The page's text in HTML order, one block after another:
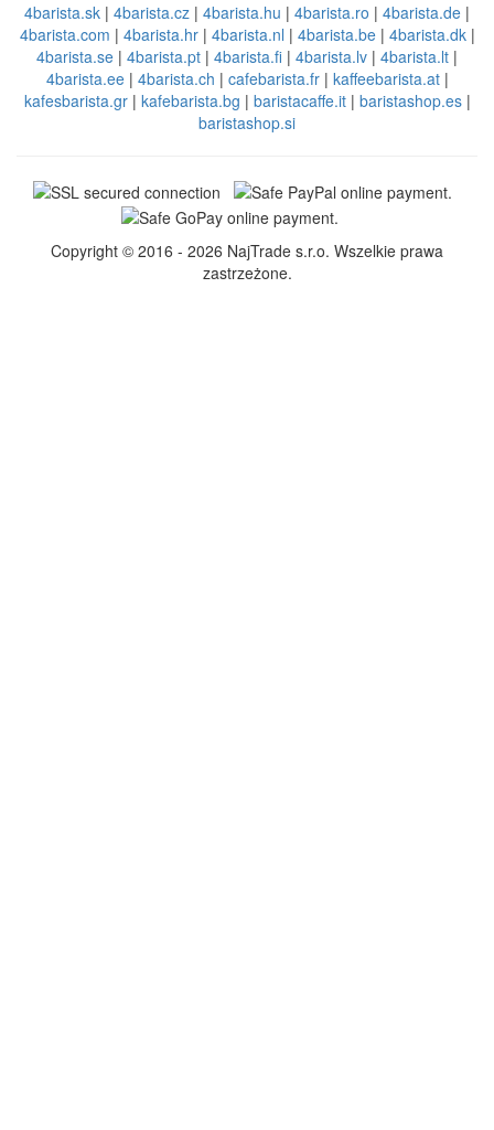
4barista.sk | 4barista.cz | 4barista.hu | 4barista.ro | 4barista.de |
4barista.com | 4barista.hr| 4barista.nl | 4barista.be| 4barista.dk|
4barista.se | 4barista.pt | 4barista.fi | 4barista.lv | 4barista.lt |
4barista.ee| 4barista.ch | cafebarista.fr| kaffeebarista.at|
kafesbarista.gr| kafebarista.bg | baristacaffe.it| baristashop.es|
baristashop.si
Copyright © 2016 - 2026 NajTrade s.r.o. Wszelkie prawa
zastrzeżone.